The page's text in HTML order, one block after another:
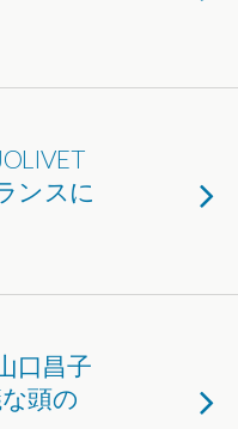
ンスに
口昌子
頭の